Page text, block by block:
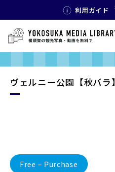
利用ガイド
ヴェルニー公園【秋バラ】
Free – Purchase